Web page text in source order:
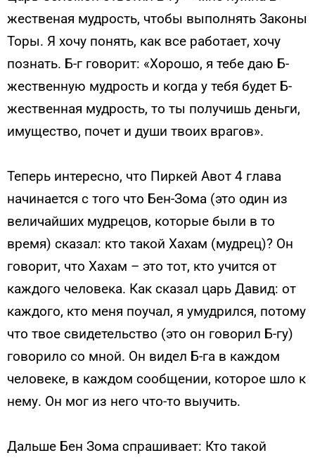
жественая мудрость, чтобы выполнять Законы
Торы. Я хочу понять, как все работает, хочу
познать. Б-г говорит: «Хорошо, я тебе даю Б-
жественную мудрость и когда у тебя будет Б-
жественная мудрость, то ты получишь деньги,
имущество, почет и души твоих врагов».
Теперь интересно, что Пиркей Авот 4 глава
начинается с того что Бен-Зома (это один из
величайших мудрецов, которые были в то
время) сказал: кто такой Хахам (мудрец)? Он
говорит, что Хахам – это тот, кто учится от
каждого человека. Как сказал царь Давид: от
каждого, кто меня поучал, я умудрился, потому
что твое свидетельство (это он говорил Б-гу)
говорило со мной. Он видел Б-га в каждом
человеке, в каждом сообщении, которое шло к
нему. Он мог из него что-то выучить.
Дальше Бен Зома спрашивает: Кто такой